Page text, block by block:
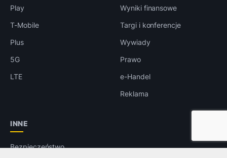
Play
T-Mobile
Plus
5G
LTE
Wyniki finansowe
Targi i konferencje
Wywiady
Prawo
e-Handel
Reklama
INNE
Bezpieczeństwo